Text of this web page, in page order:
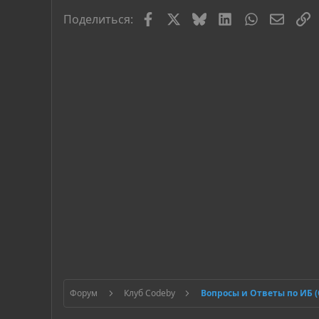
Поделиться: FacebookBlueskyLinkedInWhatsApp
Форум Клуб Codeby Вопросы и Ответы по ИБ